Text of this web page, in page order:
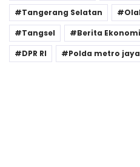
Tangerang Selatan
Tangsel
Berita Ekonomi
DPR RI
Polda metro jaya